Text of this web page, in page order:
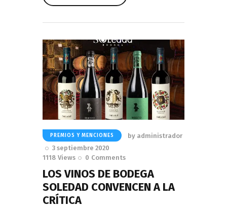
PREMIOS Y MENCIONES by administrador
3 septiembre 2020
1118 Views 0 Comments
LOS VINOS DE BODEGA
SOLEDAD CONVENCEN A LA
CRÍTICA